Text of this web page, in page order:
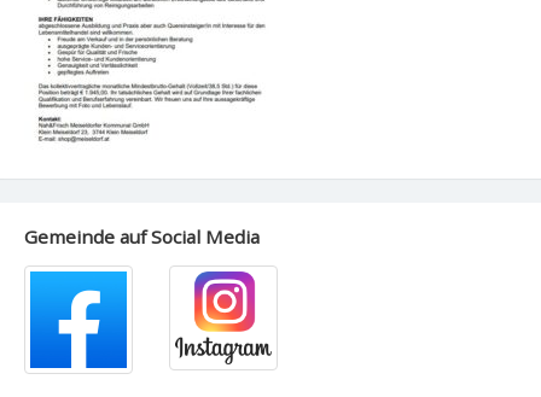
Gemeinde auf Social Media